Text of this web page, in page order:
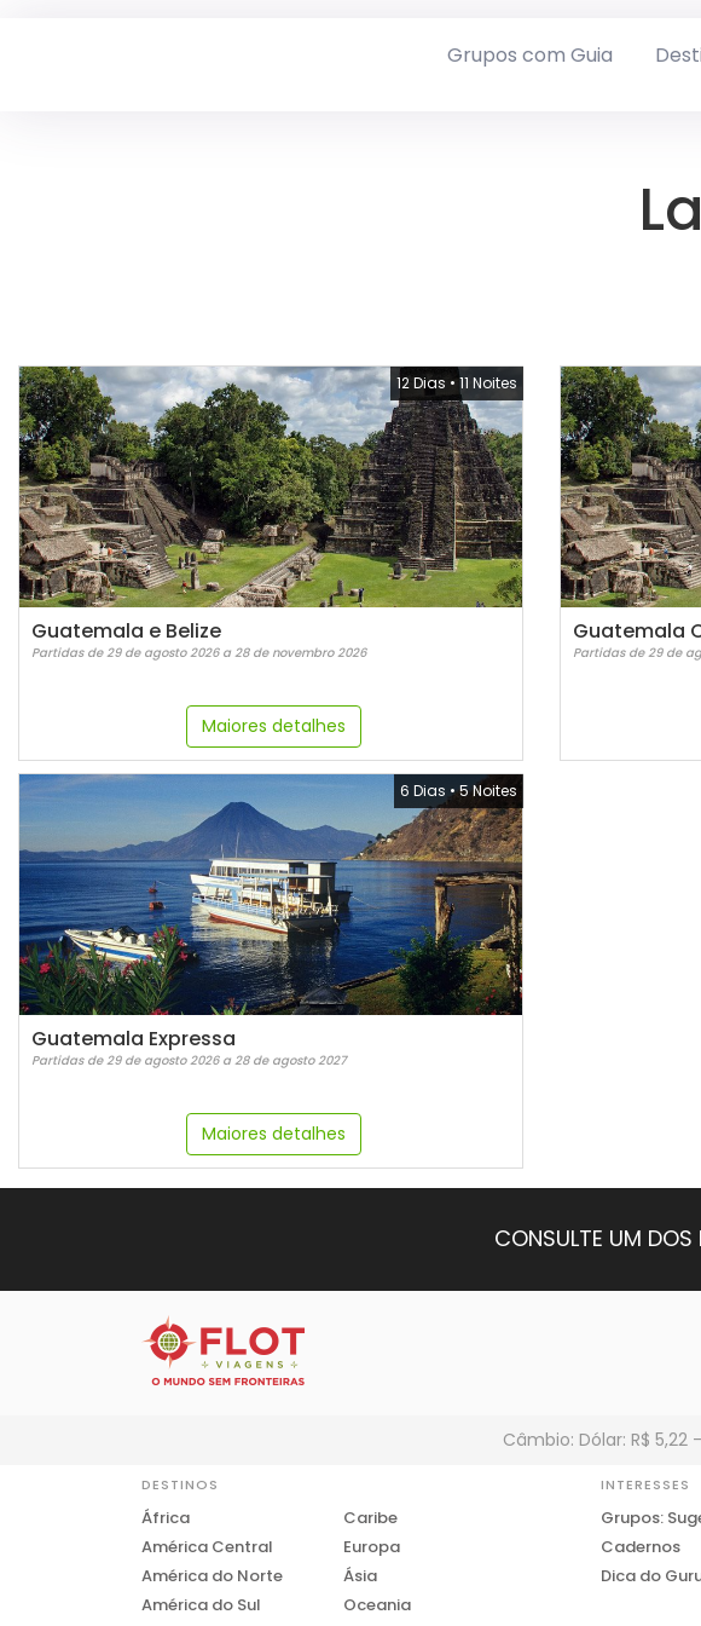
Grupos com Guia
12 Dias •11 Noites
Guatemala e Belize
Partidas de 29 de agosto 2026 a 28 de novembro 2026
Maiores detalhes
Guatemala
Partidas de 29 de
6 Dias •5 Noites
Guatemala Expressa
Partidas de 29 de agosto 2026 a 28 de agosto 2027
Maiores detalhes
CONSULTE UM
Câmbio: Dólar: R$
DESTINOS
África
América Central
América do Norte
América do Sul
Caribe
Europa
Ásia
Oceania
INTERESSES
Grupos:
Cadernos
Dica do